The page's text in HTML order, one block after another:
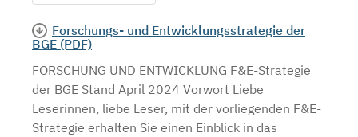
Forschungs- und Entwicklungsstrategie der
BGE (PDF)
FORSCHUNG UND ENTWICKLUNG F&E-Strategie
der BGE Stand April 2024 Vorwort Liebe
Leserinnen, liebe Leser, mit der vorliegenden F&E-
Strategie erhalten Sie einen Einblick in das